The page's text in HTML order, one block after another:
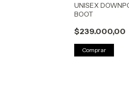
UNISEX
BOOT
$239.000,00
Comprar